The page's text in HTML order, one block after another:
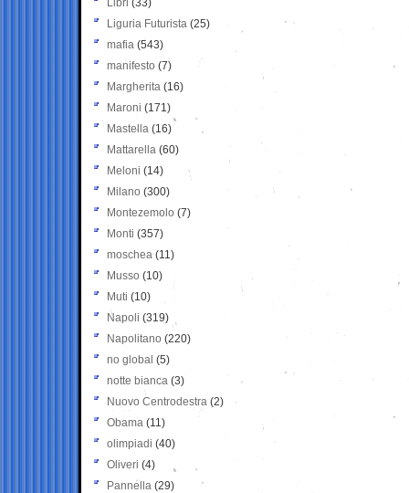
Libri (33)
Liguria Futurista (25)
mafia (543)
manifesto (7)
Margherita (16)
Maroni (171)
Mastella (16)
Mattarella (60)
Meloni (14)
Milano (300)
Montezemolo (7)
Monti (357)
moschea (11)
Musso (10)
Muti (10)
Napoli (319)
Napolitano (220)
no global (5)
notte bianca (3)
Nuovo Centrodestra (2)
Obama (11)
olimpiadi (40)
Oliveri (4)
Pannella (29)